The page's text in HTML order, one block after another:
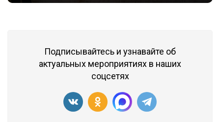
Подписывайтесь и узнавайте об
актуальных мероприятиях в наших
соцсетях